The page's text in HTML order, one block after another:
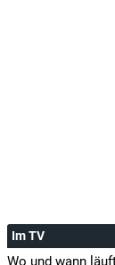
Im TV
Wo und wann